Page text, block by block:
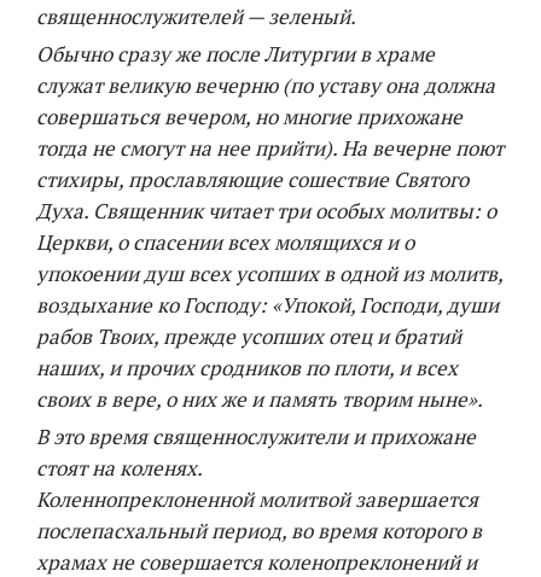
священнослужителей — зеленый.
Обычно сразу же после Литургии в храме
служат великую вечерню (по уставу она должна
совершаться вечером, но многие прихожане
тогда не смогут на нее прийти). На вечерне поют
стихиры, прославляющие сошествие Святого
Духа. Священник читает три особых молитвы: о
Церкви, о спасении всех молящихся и о
упокоении душ всех усопших в одной из молитв,
воздыхание ко Господу: «Упокой, Господи, души
рабов Твоих, прежде усопших отец и братий
наших, и прочих сродников по плоти, и всех
своих в вере, о них же и память творим ныне».
В это время священнослужители и прихожане
стоят на коленях.
Коленнопреклоненной молитвой завершается
послепасхальный период, во время которого в
храмах не совершается коленопреклонений и